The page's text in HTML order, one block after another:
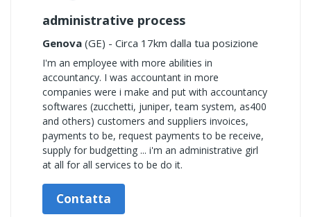
administrative process
Genova (GE) - Circa 17km dalla tua posizione
I'm an employee with more abilities in
accountancy. I was accountant in more
companies were i make and put with accountancy
softwares (zucchetti, juniper, team system, as400
and others) customers and suppliers invoices,
payments to be, request payments to be receive,
supply for budgetting ... i'm an administrative girl
at all for all services to be do it.
Contatta